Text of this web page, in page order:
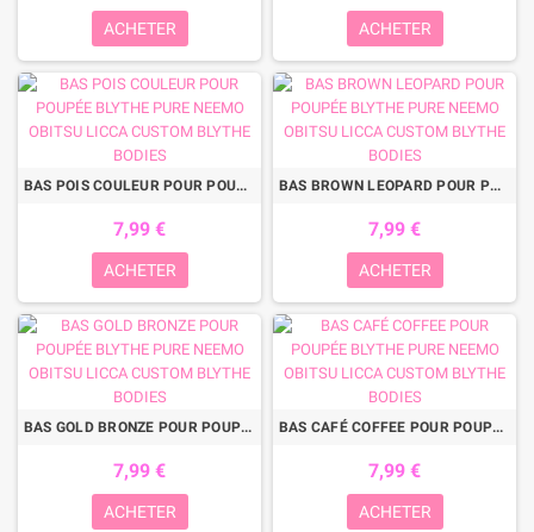
ACHETER ACHETER
BAS POIS COULEUR POUR POUPÉE BLYTHE PURE NEEMO OBITSU LICCA CUSTOM BLYTHE BODIES
7,99 €
ACHETER
BAS BROWN LEOPARD POUR POUPÉE BLYTHE PURE NEEMO OBITSU LICCA CUSTOM BLYTHE BODIES
7,99 €
ACHETER
BAS GOLD BRONZE POUR POUPÉE BLYTHE PURE NEEMO OBITSU LICCA CUSTOM BLYTHE BODIES
7,99 €
ACHETER
BAS CAFÉ COFFEE POUR POUPÉE BLYTHE PURE NEEMO OBITSU LICCA CUSTOM BLYTHE BODIES
7,99 €
ACHETER